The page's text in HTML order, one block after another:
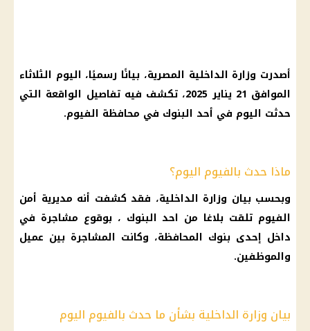
أصدرت وزارة الداخلية المصرية، بيانًا رسميًا، اليوم الثلاثاء
الموافق 21 يناير 2025، تكشف فيه تفاصيل الواقعة التي
حدثت اليوم في أحد البنوك في محافظة الفيوم.
ماذا حدث بالفيوم اليوم؟
وبحسب بيان وزارة الداخلية، فقد كشفت أنه مديرية أمن
الفيوم تلقت بلاغا من احد البنوك ، بوقوع مشاجرة في
داخل إحدى بنوك المحافظة، وكانت المشاجرة بين عميل
والموظفين.
بيان وزارة الداخلية بشأن ما حدث بالفيوم اليوم